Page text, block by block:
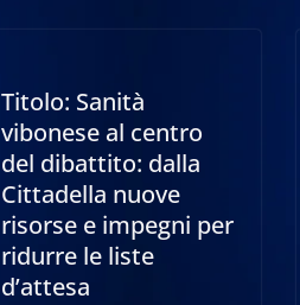
Titolo: Sanità
vibonese al centro
del dibattito: dalla
Cittadella nuove
risorse e impegni per
ridurre le liste
d’attesa